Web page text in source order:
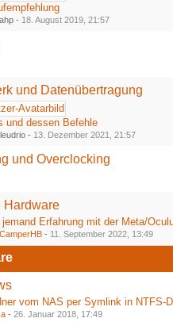
- 18. August 2019, 21:57
und Datenübertragung
und dessen Befehle
- 13. Dezember 2021, 21:57
und Overclocking
Hardware
jemand Erfahrung mit der Meta/
- 11. September 2022, 13:49
- 26. Januar 2018, 17:49